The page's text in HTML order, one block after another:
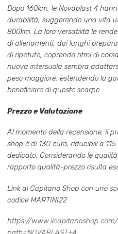
Dopo 160km, le Novablast 4
durabilità, suggerendo una vita
800km. La loro versatilità le
di allenamenti, dai lunghi
di ripetute, coprendo ritmi di
nuova intersuola sembra
peso maggiore, estendendo la
beneficiare di queste scarpe.
Prezzo e Valutazione
Al momento della recensione, il
shop è di 130 euro, riducibili a
dedicato. Considerando le
rapporto qualità-prezzo risulta
Link al Capitano Shop con uno
codice MARTINI22
https://